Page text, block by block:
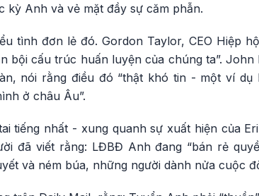
kỳ Anh và vẻ mặt đầy sự căm phẫn.
tình đơn lẻ đó. Gordon Taylor, CEO Hiệp
bội cấu trúc huấn luyện của chúng ta”.
nói rằng điều đó “thật khó tin - một ví
ở châu Âu”.
tiếng nhất - xung quanh sự xuất hiện của
đã viết rằng: LĐBĐ Anh đang “bán rẻ
và ném búa, những người dành nửa cuộc